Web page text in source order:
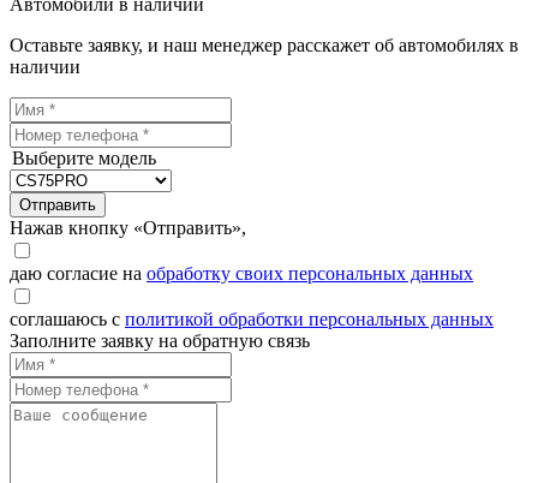
Автомобили в наличии
Оставьте заявку, и наш менеджер расскажет об автомобилях в
наличии
Выберите модель
Отправить
Нажав кнопку «Отправить»,
даю согласие на обработку своих персональных данных
соглашаюсь с политикой обработки персональных данных
Заполните заявку на обратную связь